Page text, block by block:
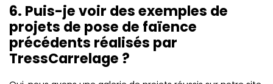
6. Puis-je voir des exemples de
projets de pose de faïence
précédents réalisés par
TressCarrelage ?